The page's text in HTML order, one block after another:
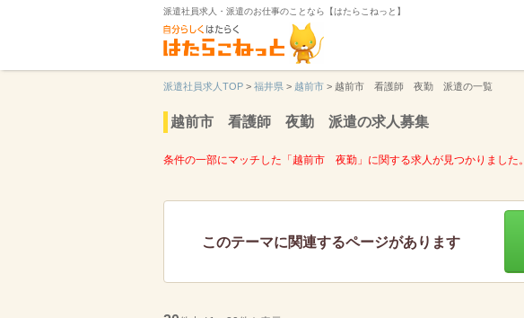
派遣社員求人・派遣のお仕事のことなら【はたらこねっと】
派遣社員求人TOP > 福井県 > 越前市 > 越前市 看護師 夜勤 派遣の一覧
越前市 看護師 夜勤 派遣の求人募集
条件の一部にマッチした「越前市 夜勤」に関する求人が見つかりました。
このテーマに関連するページがあります